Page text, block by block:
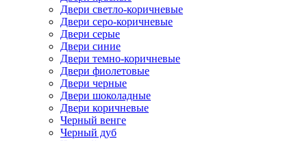
Двери светло-коричневые
Двери серо-коричневые
Двери серые
Двери синие
Двери темно-коричневые
Двери фиолетовые
Двери черные
Двери шоколадные
Двери коричневые
Черный венге
Черный дуб